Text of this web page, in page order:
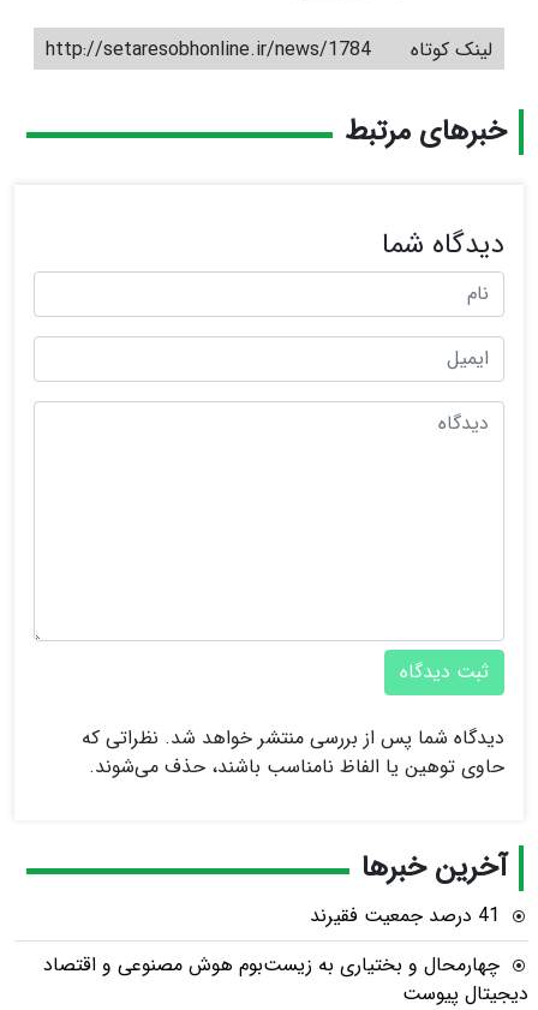
لینک کوتاه http://setaresobhonline.ir/news/1784
خبرهای مرتبط
دیدگاه شما
ثبت دیدگاه
دیدگاه شما پس از بررسی منتشر خواهد شد. نظراتی که
حاوی توهین یا الفاظ نامناسب باشند، حذف می‌شوند.
آخرین خبرها
41 درصد جمعیت فقیرند
چهارمحال و بختیاری به زیست‌بوم هوش مصنوعی و اقتصاد
دیجیتال پیوست